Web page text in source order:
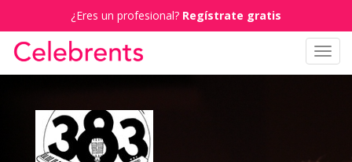
¿Eres un profesional? Regístrate gratis